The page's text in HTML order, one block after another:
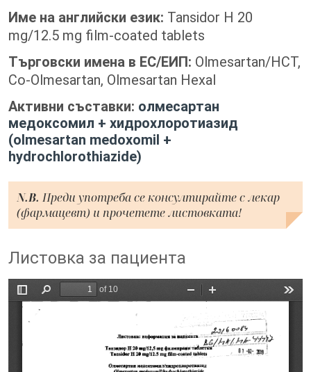
Име на английски език: Tansidor H 20
mg/12.5 mg film-coated tablets
Търговски имена в ЕС/ЕИП: Olmesartan/HCT,
Co-Olmesartan, Olmesartan Hexal
Активни съставки: олмесартан
медоксомил + хидрохлоротиазид
(olmesartan medoxomil +
hydrochlorothiazide)
N.B. Преди употреба се консултирайте с лекар
(фармацевт) и прочетете листовката!
Листовка за пациента